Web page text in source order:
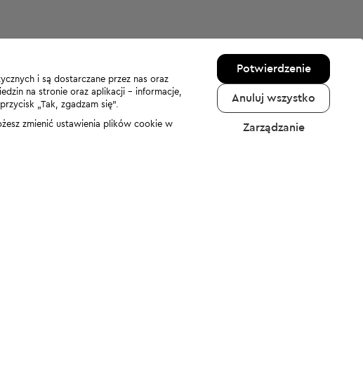
i są dostarczane przez nas oraz
na stronie oraz aplikacji - informacje,
„Tak, zgadzam się”.
zmienić ustawienia plików cookie w
Potwierdzenie
Anuluj wszystko
Zarządzanie